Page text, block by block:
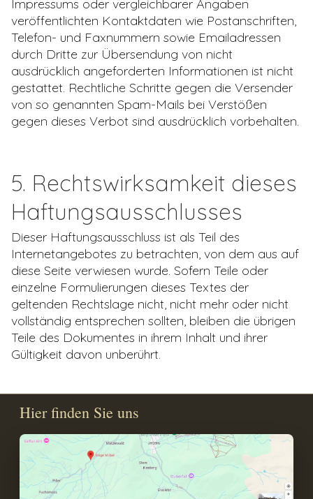
Impressums oder vergleichbarer Angaben
veröffentlichten Kontaktdaten wie Postanschriften,
Telefon- und Faxnummern sowie Emailadressen
durch Dritte zur Übersendung von nicht
ausdrücklich angeforderten Informationen ist nicht
gestattet. Rechtliche Schritte gegen die Versender
von so genannten Spam-Mails bei Verstößen
gegen dieses Verbot sind ausdrücklich vorbehalten.
5. Rechtswirksamkeit dieses
Haftungsausschlusses
Dieser Haftungsausschluss ist als Teil des
Internetangebotes zu betrachten, von dem aus auf
diese Seite verwiesen wurde. Sofern Teile oder
einzelne Formulierungen dieses Textes der
geltenden Rechtslage nicht, nicht mehr oder nicht
vollständig entsprechen sollten, bleiben die übrigen
Teile des Dokumentes in ihrem Inhalt und ihrer
Gültigkeit davon unberührt.
Hier finden Sie uns